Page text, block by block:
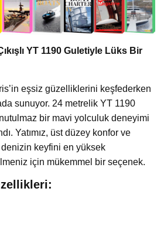
YT 1190 Guletiyle Lüks Bir
eşsiz güzelliklerini keşfederken
sunuyor. 24 metrelik YT 1190
bir mavi yolculuk deneyimi
Yatımız, üst düzey konfor ve
keyfini en yüksek
için mükemmel bir seçenek.